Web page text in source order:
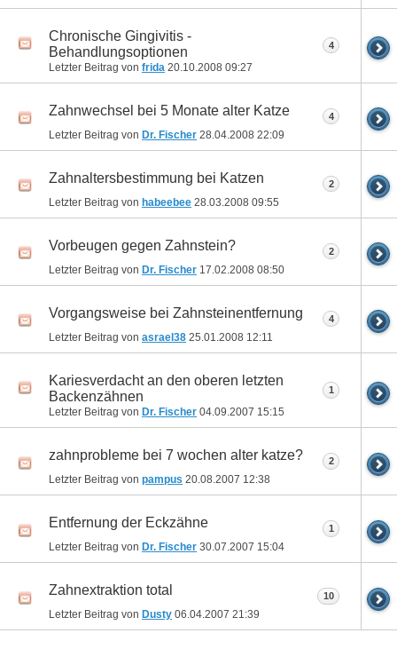
Chronische Gingivitis -
Behandlungsoptionen
Letzter Beitrag von frida 20.10.2008 09:27
4
Zahnwechsel bei 5 Monate alter Katze
Letzter Beitrag von Dr. Fischer 28.04.2008 22:09
4
Zahnaltersbestimmung bei Katzen
Letzter Beitrag von habeebee 28.03.2008 09:55
2
Vorbeugen gegen Zahnstein?
Letzter Beitrag von Dr. Fischer 17.02.2008 08:50
2
Vorgangsweise bei Zahnsteinentfernung
Letzter Beitrag von asrael38 25.01.2008 12:11
4
Kariesverdacht an den oberen letzten
Backenzähnen
Letzter Beitrag von Dr. Fischer 04.09.2007 15:15
1
zahnprobleme bei 7 wochen alter katze?
Letzter Beitrag von pampus 20.08.2007 12:38
2
Entfernung der Eckzähne
Letzter Beitrag von Dr. Fischer 30.07.2007 15:04
1
Zahnextraktion total
Letzter Beitrag von Dusty 06.04.2007 21:39
10